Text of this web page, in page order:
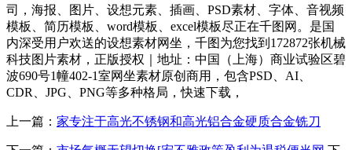
司，海报、图片、设想元素、插画、PSD素材、字体、音视频
模板、简历模板、word模板、excel模板尽正在千图网。是国
内深受用户欢送的设想素材网坐，千图为您找到172872张机械
科技图片素材，正版授权｜地址：中国（上海）商业试验区碧
波690号1幢402-1室网坐素材原创商用，包含PSD、AI、
CDR、JPG、PNG等多种格局，快速下载，
上一篇： 家专注于高光不锈钢和高光铝合金硬质合金铣刀